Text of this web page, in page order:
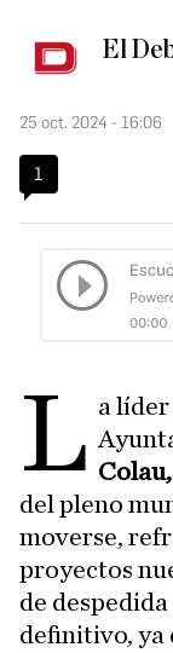
El
25 oct. 2024 - 16:06
1
L a líder
Colau,
del pleno
moverse,
proyectos
de
definitivo, ya